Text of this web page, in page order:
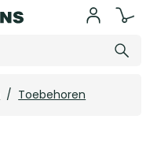
/ Toebehoren